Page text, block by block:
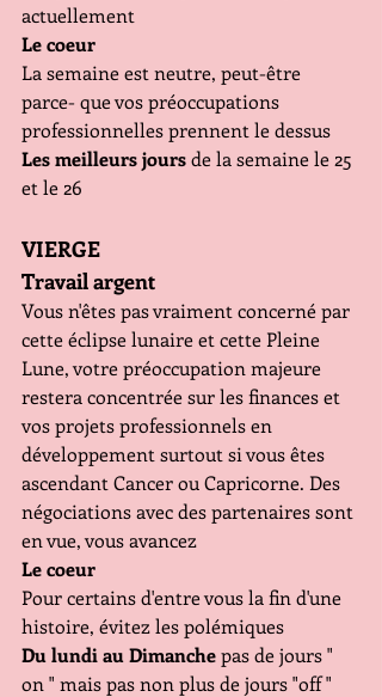
actuellement
Le coeur
La semaine est neutre, peut-être
parce- que vos préoccupations
professionnelles prennent le dessus
Les meilleurs jours de la semaine le 25
et le 26
VIERGE
Travail argent
Vous n'êtes pas vraiment concerné par
cette éclipse lunaire et cette Pleine
Lune, votre préoccupation majeure
restera concentrée sur les finances et
vos projets professionnels en
développement surtout si vous êtes
ascendant Cancer ou Capricorne. Des
négociations avec des partenaires sont
en vue, vous avancez
Le coeur
Pour certains d'entre vous la fin d'une
histoire, évitez les polémiques
Du lundi au Dimanche pas de jours "
on " mais pas non plus de jours "off "